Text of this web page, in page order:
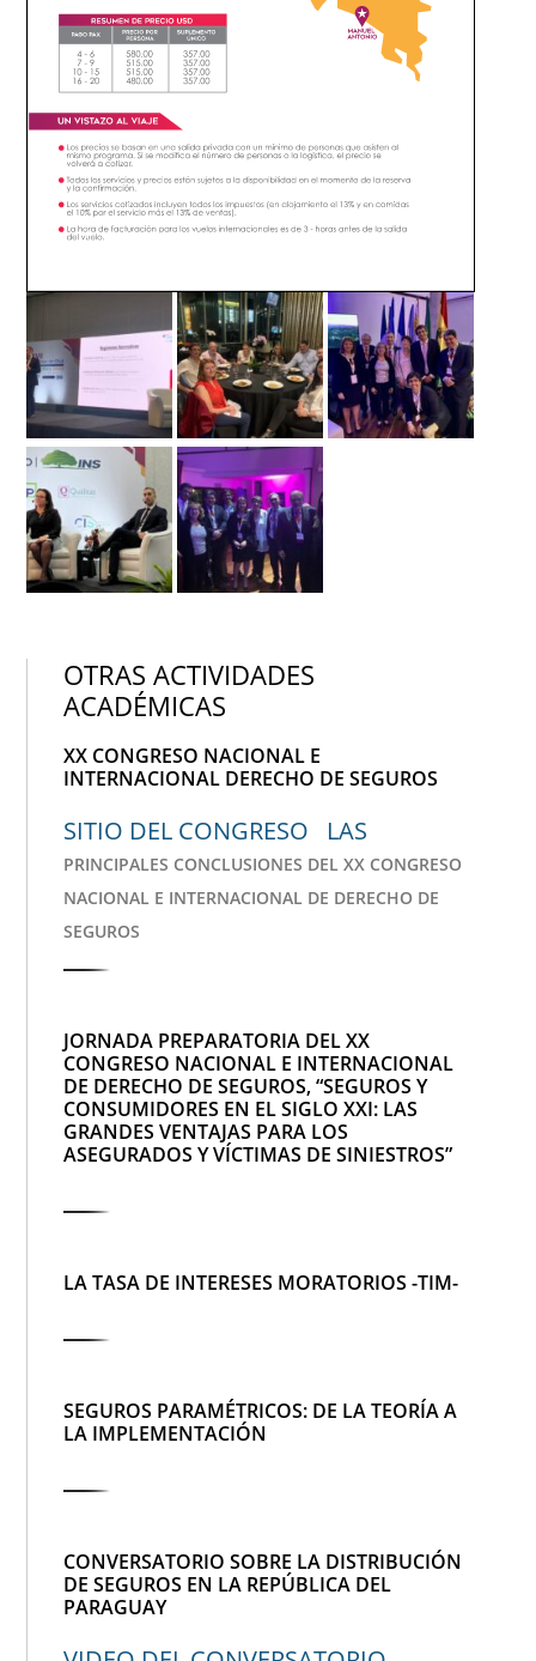
OTRAS ACTIVIDADES
ACADÉMICAS
XX CONGRESO NACIONAL E
INTERNACIONAL DERECHO DE SEGUROS
SITIO DEL CONGRESO LAS
PRINCIPALES CONCLUSIONES DEL XX CONGRESO
NACIONAL E INTERNACIONAL DE DERECHO DE
SEGUROS
JORNADA PREPARATORIA DEL XX
CONGRESO NACIONAL E INTERNACIONAL
DE DERECHO DE SEGUROS, “SEGUROS Y
CONSUMIDORES EN EL SIGLO XXI: LAS
GRANDES VENTAJAS PARA LOS
ASEGURADOS Y VÍCTIMAS DE SINIESTROS”
LA TASA DE INTERESES MORATORIOS -TIM-
SEGUROS PARAMÉTRICOS: DE LA TEORÍA A
LA IMPLEMENTACIÓN
CONVERSATORIO SOBRE LA DISTRIBUCIÓN
DE SEGUROS EN LA REPÚBLICA DEL
PARAGUAY